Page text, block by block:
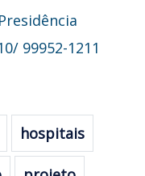
99952-1211
hospitais